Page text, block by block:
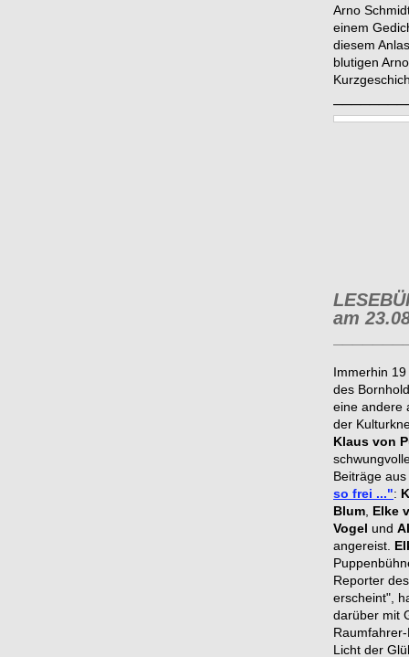
Arno
einem
diesem
blutigen
am
Immerhin
des
eine andere
der
Klaus von
Beiträge
so frei ...":
Blum Elke
Vogel und
angereist.
Reporter
erscheint",
darüber mit
Licht der